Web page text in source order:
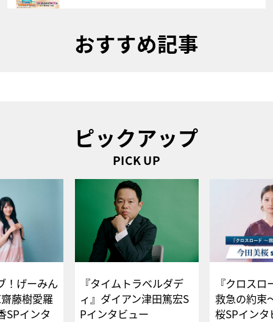
おすすめ記事
ピックアップ
PICK UP
！げーみん
藤樹愛羅
SPインタ
『タイムトラベルダデ
ィ』ダイアン津田篤宏S
Pインタビュー
『クロス
救急の約束
桜SPイ